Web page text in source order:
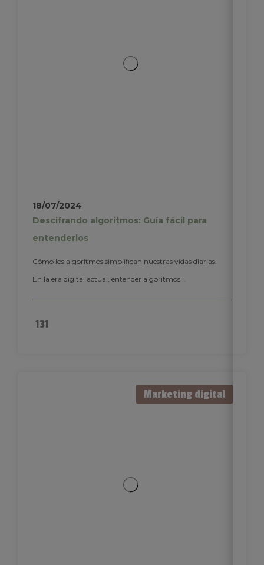
18/07/2024
Descifrando algoritmos: Guía fácil para
entenderlos
Cómo los algoritmos simplifican nuestras vidas diarias.
En la era digital actual, entender algoritmos...
131
Marketing digital